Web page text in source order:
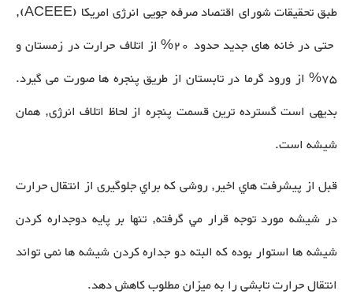
طبق تحقيقات شورای اقتصاد صرفه جويی انرژی امريكا (ACEEE),
حتی در خانه های جديد حدود 20% از اتلاف حرارت در زمستان و
75% از ورود گرما در تابستان از طريق پنجره ها صورت می گيرد.
بديهی است گسترده ترين قسمت پنجره از لحاظ اتلاف انرژی, همان
شيشه است.
قبل از پيشرفت هاي اخير, روشی كه براي جلوگيری از انتقال حرارت
در شيشه مورد توجه قرار مي گرفته, تنها بر پايه دوجداره كردن
شيشه ها استوار بوده كه البته دو جداره كردن شيشه ها نمی تواند
انتقال حرارت تابشی را به ميزان مطلوب كاهش دهد.